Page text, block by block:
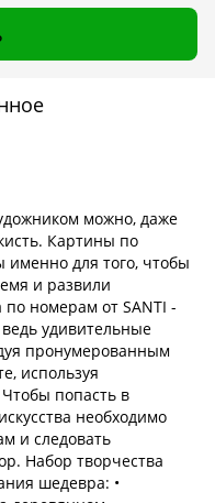
можно, даже
Картины по
именно для того, чтобы
и развили
по номерам от SANTI -
удивительные
пронумерованным
используя
попасть в
необходимо
и следовать
Набор творчества
шедевра: •